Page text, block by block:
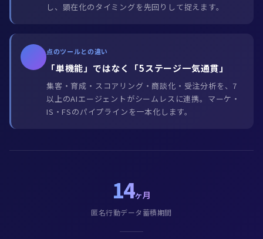
し、顕在化のタイミングを先回りして捉えます。
点のツールとの違い
「単機能」ではなく「5ステージ一気通貫」
集客・育成・スコアリング・商談化・受注分析を、7
以上のAIエージェントがシームレスに連携。マーケ・
IS・FSのパイプラインを一本化します。
14ヶ月
匿名行動データ蓄積期間